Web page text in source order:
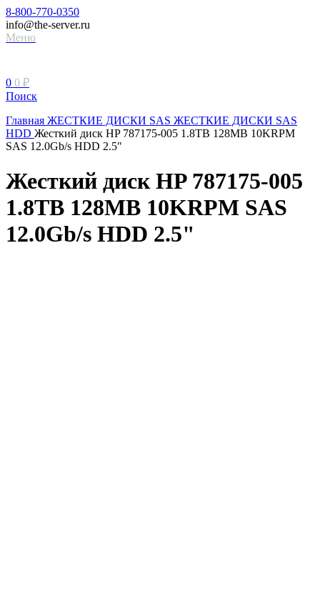
8-800-770-0350
info@the-server.ru
Меню
0 0 ₽
Поиск
Главная ЖЕСТКИЕ ДИСКИ SAS ЖЕСТКИЕ ДИСКИ SAS
HDD Жесткий диск HP 787175-005 1.8TB 128MB 10KRPM
SAS 12.0Gb/s HDD 2.5"
Жесткий диск HP 787175-005
1.8TB 128MB 10KRPM SAS
12.0Gb/s HDD 2.5"